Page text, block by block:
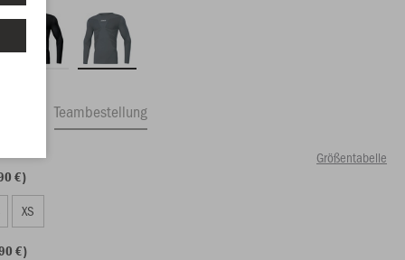
Teambestellung
Größentabelle
€)
XS
€)